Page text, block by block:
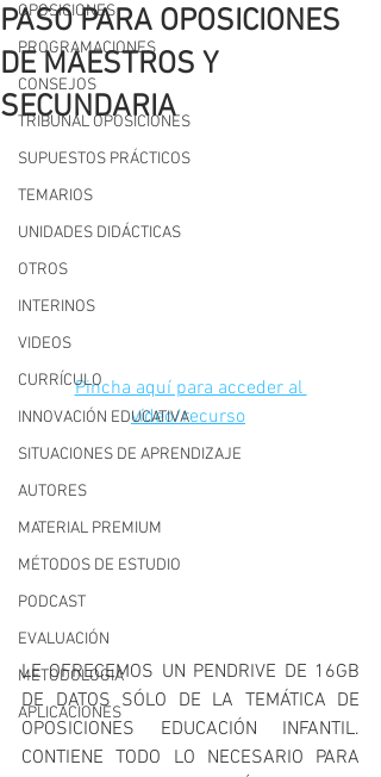
OPOSICIONES
PROGRAMACIONES
CONSEJOS
TRIBUNAL OPOSICIONES
SUPUESTOS PRÁCTICOS
TEMARIOS
UNIDADES DIDÁCTICAS
OTROS
INTERINOS
VIDEOS
CURRÍCULO
INNOVACIÓN EDUCATIVA
SITUACIONES DE APRENDIZAJE
AUTORES
MATERIAL PREMIUM
MÉTODOS DE ESTUDIO
PODCAST
EVALUACIÓN
METODOLOGIA
APLICACIONES
PASO PARA OPOSICIONES
DE MAESTROS Y
SECUNDARIA
Pincha aquí para acceder al
vídeo/recurso
LE OFRECEMOS UN PENDRIVE DE 16GB
DE DATOS SÓLO DE LA TEMÁTICA DE
OPOSICIONES EDUCACIÓN INFANTIL.
CONTIENE TODO LO NECESARIO PARA